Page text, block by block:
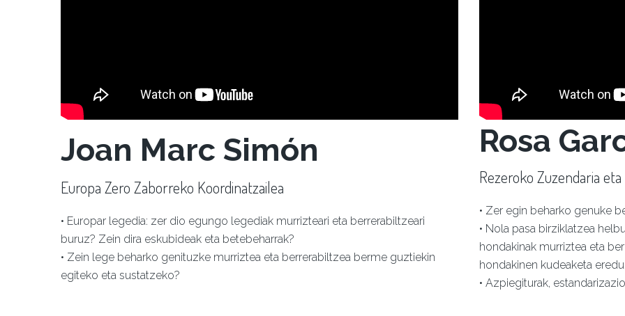
Joan Marc Simón
Europa Zero Zaborreko Koordinatzailea
• Europar legedia: zer dio egungo legediak murrizteari eta berrerabiltzeari
buruz? Zein dira eskubideak eta betebeharrak?
• Zein lege beharko genituzke murriztea eta berrerabiltzea berme guztiekin
egiteko eta sustatzeko?
Rosa
Rezeroko Zuzendaria
• Zer egin beharko genuke
• Nola pasa birziklatzea
hondakinak murriztea eta
hondakinen kudeaketa
• Azpiegiturak,